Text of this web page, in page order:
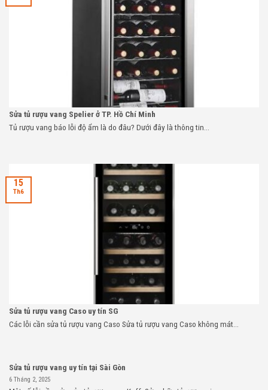
Sửa tủ rượu vang Spelier ở TP. Hồ Chí Minh
Tủ rượu vang báo lỗi độ ẩm là do đâu? Dưới đây là thông tin...
Sửa tủ rượu vang Caso uy tín SG
Các lỗi cần sửa tủ rượu vang Caso Sửa tủ rượu vang Caso không mát...
15
Th6
Sửa tủ rượu vang uy tín tại Sài Gòn
6 Tháng 2, 2025